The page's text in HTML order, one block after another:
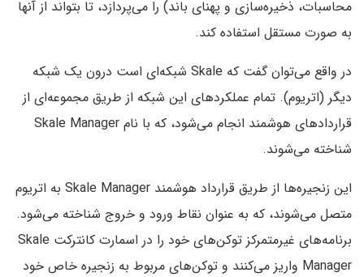
محاسبات، ذخیره‌سازی و پهنای باند) را می‌پردازد، تا بتواند از آنها
به صورت مستقل استفاده کند.
در واقع می‌توان گفت که Skale شبکه‌ای است درون یک شبکه
دیگر (اتریوم). تمام عملکردهای این شبکه از طریق مجموعه‌ای از
قراردادهای هوشمند انجام می‌شود، که با نام Skale Manager
شناخته می‌شوند.
این زنجیره‌ها از طریق قرارداد هوشمند Skale Manager به اتریوم
متصل می‌شوند، که به عنوان نقاط ورود و خروج شناخته می‌شود.
برنامه‌های غیرمتمرکز توکن‌های خود را در اسمارت کانترکت Skale
Manager واریز می‌کنند و توکن‌های مربوط به زنجیره خاص خود